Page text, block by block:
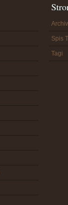
Spis
Tagi